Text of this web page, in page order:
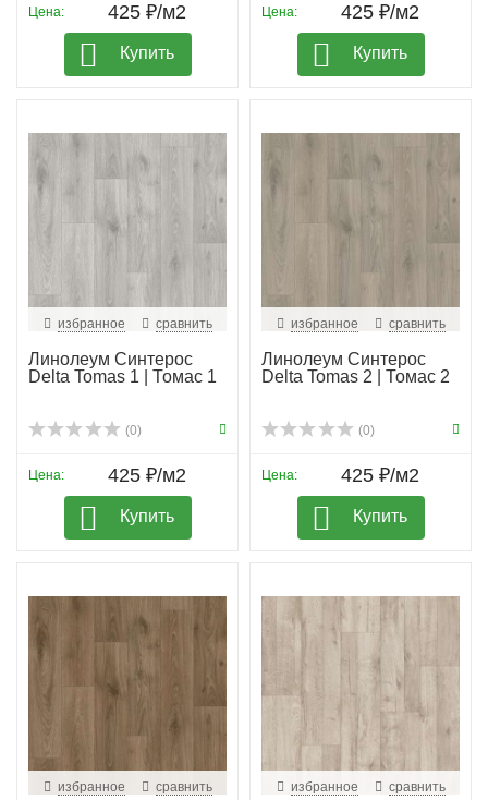
Цена: 425 ₽/м2
Купить
Цена: 425 ₽/м2
Купить
избранное сравнить
Линолеум Синтерос
Delta Tomas 1 | Томас 1
(0)
Цена: 425 ₽/м2
Купить
избранное сравнить
Линолеум Синтерос
Delta Tomas 2 | Томас 2
(0)
Цена: 425 ₽/м2
Купить
избранное сравнить избранное сравнить